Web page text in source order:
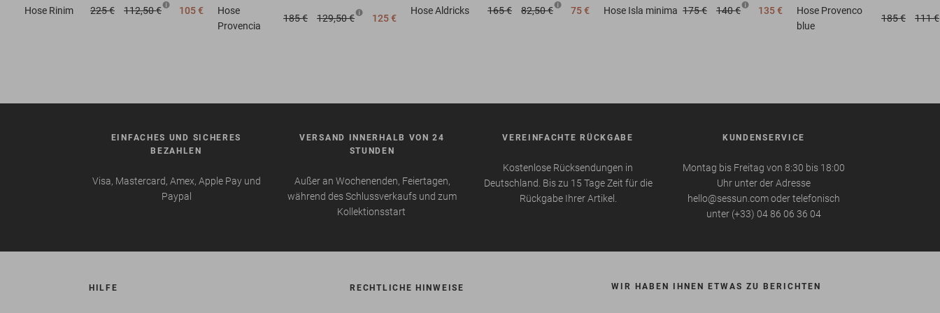
Hose Rinim 225 € 112,50 € 105 €
Hose
Provencia
185 € 129,50 € 125 €
HoseAldricks 165 € 82,50 € 75 € Hose Isla minima 175 € 140 € 135 € Hose Provenco
blue
185 € 111 €
EINFACHES UND SICHERES
BEZAHLEN
Visa, Mastercard, Amex, Apple Pay und
Paypal
VERSAND INNERHALB VON 24
STUNDEN
Außer an Wochenenden, Feiertagen,
während des Schlussverkaufs und zum
Kollektionsstart
VEREINFACHTE RÜCKGABE
Kostenlose Rücksendungen in
Deutschland. Bis zu 15 Tage Zeit für die
Rückgabe Ihrer Artikel.
KUNDENSERVICE
Montag bis Freitag von 8:30 bis 18:00
Uhr unter der Adresse
hello@sessun.com oder telefonisch
unter (+33) 04 86 06 36 04
HILFE RECHTLICHE HINWEISE WIR HABEN IHNEN ETWAS ZU BERICHTEN